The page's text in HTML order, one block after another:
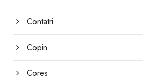
Contatri
Copin
Cores